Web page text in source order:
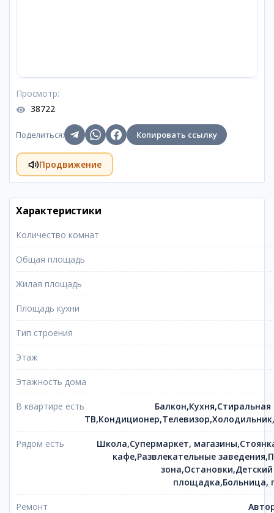
Просмотр:
38722
Поделиться: Копировать ссылку
Продвижение
Характеристики
Количество комнат
Общая площадь
Жилая площадь
Площадь кухни
Тип строения
Этаж
Этажность дома
В квартире есть
Рядом есть
Школа,Супермаркет,
кафе,Развлекательные
площадка,Больница,
Ремонт